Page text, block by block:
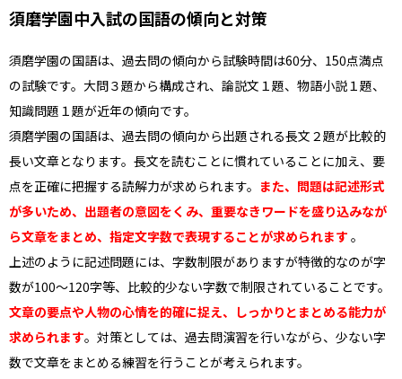
須磨学園中入試の国語の傾向と対策
須磨学園の国語は、過去問の傾向から試験時間は60分、150点満点
の試験です。大問３題から構成され、論説文１題、物語小説１題、
知識問題１題が近年の傾向です。
須磨学園の国語は、過去問の傾向から出題される長文２題が比較的
長い文章となります。長文を読むことに慣れていることに加え、要
点を正確に把握する読解力が求められます。 また、問題は記述形式
が多いため、出題者の意図をくみ、重要なきワードを盛り込みなが
ら文章をまとめ、指定文字数で表現することが求められます 。
上述のように記述問題には、字数制限がありますが特徴的なのが字
数が100〜120字等、比較的少ない字数で制限されていることです。
文章の要点や人物の心情を的確に捉え、しっかりとまとめる能力が
求められます。対策としては、過去問演習を行いながら、少ない字
数で文章をまとめる練習を行うことが考えられます。